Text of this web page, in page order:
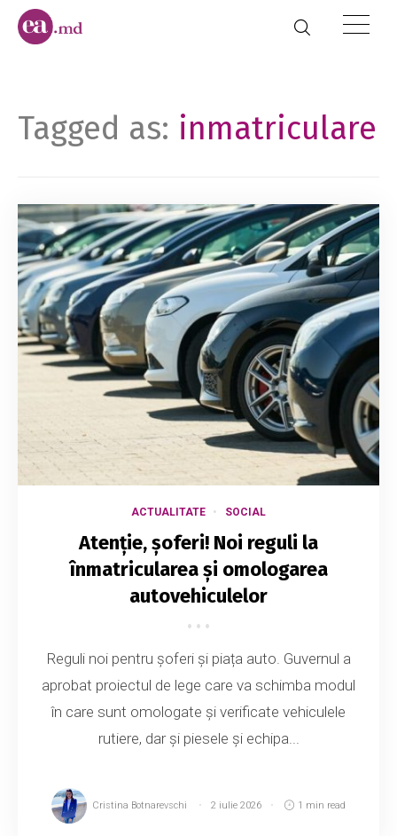
Tagged as: inmatriculare
ACTUALITATE SOCIAL
Atenție, șoferi! Noi reguli la
înmatricularea și omologarea
autovehiculelor
Reguli noi pentru șoferi și piața auto. Guvernul a
aprobat proiectul de lege care va schimba modul
în care sunt omologate și verificate vehiculele
rutiere, dar și piesele și echipa...
Cristina Botnarevschi 2 iulie 2026 1 min read